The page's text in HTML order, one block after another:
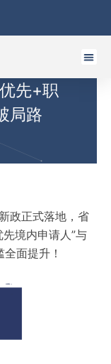
先+职
局路
政正式落地，省
境内申请人”与
面提升！